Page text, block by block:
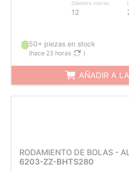
Diámetro interior
12
50+ piezas en stock
(hace 23 horas )
AÑADIR A
RODAMIENTO DE BOLAS -
6203-ZZ-BHTS280